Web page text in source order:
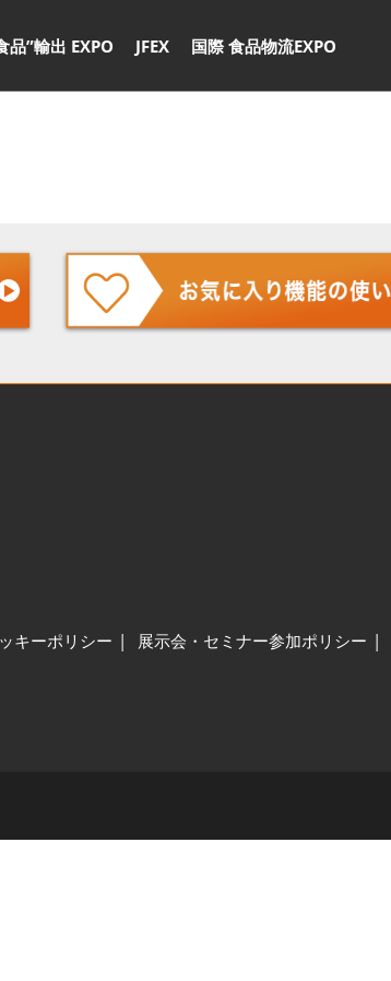
品”輸出 EXPO JFEX 国際 食品物流EXPO
キーポリシー 展示会・セミナー参加ポリシー